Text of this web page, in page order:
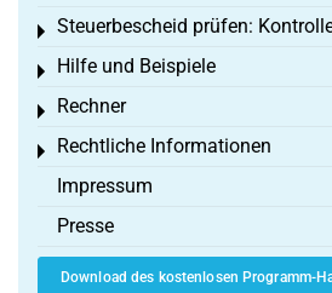
Steuerbescheid prüfen:
Toggle menu
Hilfe und Beispiele
Toggle menu
Rechner
Toggle menu
Rechtliche Informationen
Toggle menu
Impressum
Presse
Download des kostenlosen Programm-